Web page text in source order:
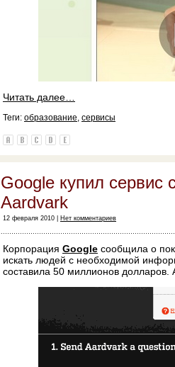
Читать далее…
Теги: образование, сервисы
Google купил сервис
Aardvark
12 февраля 2010 | Нет комментариев
Корпорация Google сообщила о
искать людей с необходимой
составила 50 миллионов